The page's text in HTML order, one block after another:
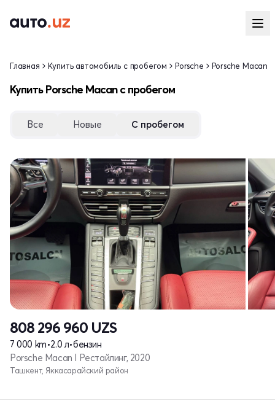
Главная Купить автомобиль с пробегом Porsche Porsche Macan
Купить Porsche Macan с пробегом
Все Новые С пробегом
808 296 960 UZS
7 000 km•2.0 л•бензин
Porsche Macan I Рестайлинг, 2020
Ташкент, Яккасарайский район